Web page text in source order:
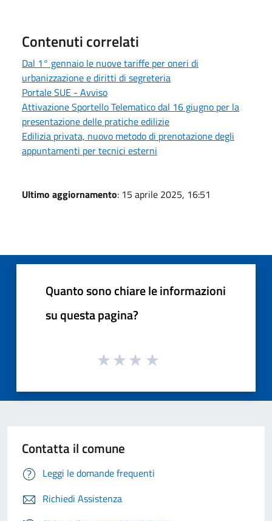
Contenuti correlati
Dal 1° gennaio le nuove tariffe per oneri di
urbanizzazione e diritti di segreteria
Portale SUE - Avviso
Attivazione Sportello Telematico dal 16 giugno per la
presentazione delle pratiche edilizie
Edilizia privata, nuovo metodo di prenotazione degli
appuntamenti per tecnici esterni
Ultimo aggiornamento: 15 aprile 2025, 16:51
Quanto sono chiare le informazioni
su questa pagina?
Contatta il comune
Leggi le domande frequenti
Richiedi Assistenza